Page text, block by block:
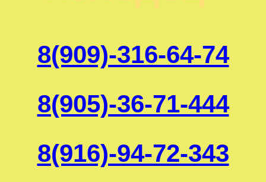
8(909)-316-64-74
8(905)-36-71-444
8(916)-94-72-343